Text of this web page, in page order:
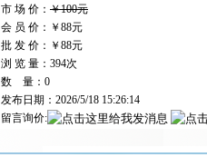
市 场 价： ￥100元
会 员 价： ￥88元
批 发 价：￥88元
浏 览 量： 394次
数 量：0
发布日期：2026/5/18 15:26:14
留言询价: